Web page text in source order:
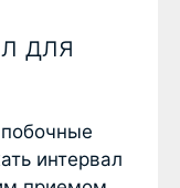
для
интервал